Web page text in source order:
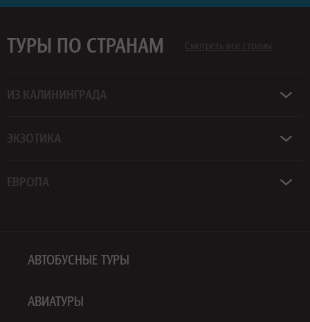
ТУРЫ ПО СТРАНАМ Смотреть все страны
ИЗ КАЛИНИНГРАДА
ЭКЗОТИКА
ЕВРОПА
АВТОБУСНЫЕ ТУРЫ
АВИАТУРЫ